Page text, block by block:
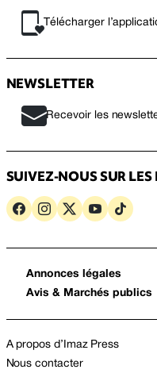
Télécharger
NEWSLETTER
Recevoir les
SUIVEZ-NOUS SUR LES
Annonces légales
Avis & Marchés publics
A propos d’Imaz Press
Nous contacter